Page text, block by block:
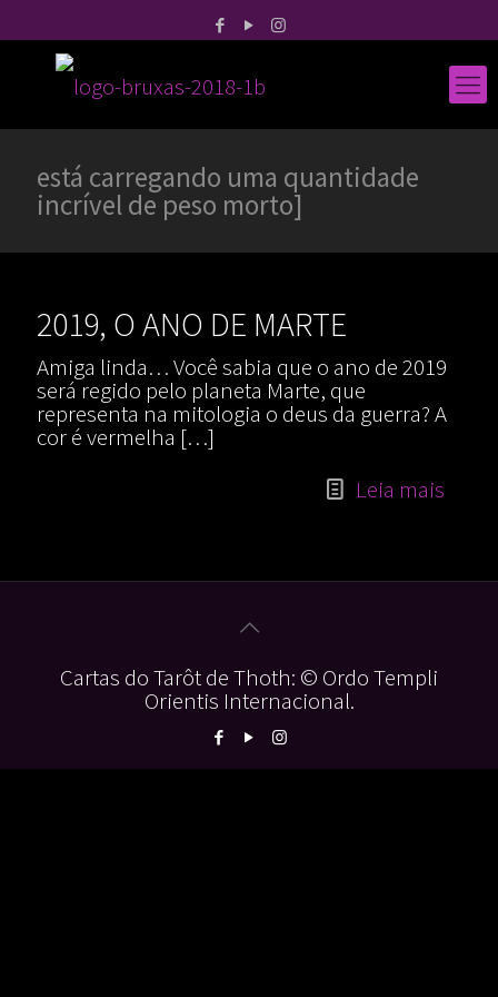
está carregando uma quantidade
incrível de peso morto]
2019, O ANO DE MARTE
Amiga linda… Você sabia que o ano de 2019
será regido pelo planeta Marte, que
representa na mitologia o deus da guerra? A
cor é vermelha […]
Leia mais
Cartas do Tarôt de Thoth: © Ordo Templi
Orientis Internacional.